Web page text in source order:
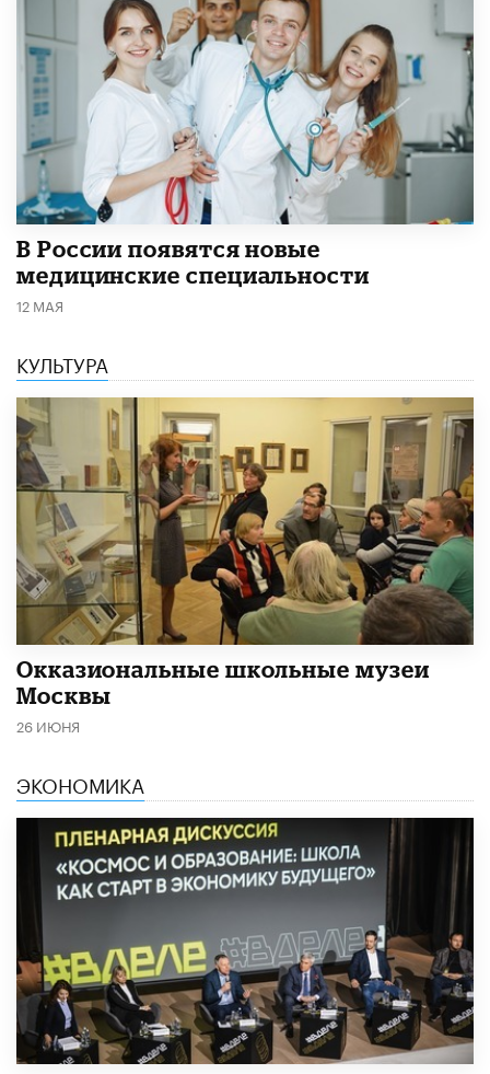
В России появятся новые
медицинские специальности
12 МАЯ
КУЛЬТУРА
​Окказиональные школьные музеи
Москвы
26 ИЮНЯ
ЭКОНОМИКА